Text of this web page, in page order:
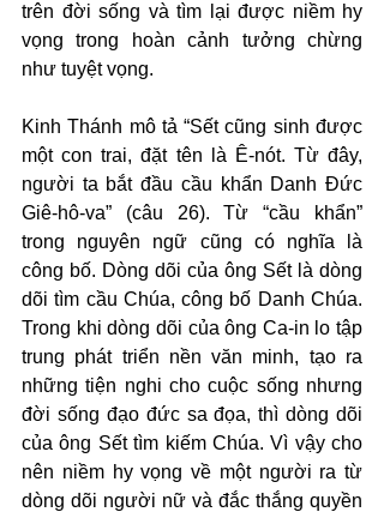
trên đời sống và tìm lại được niềm hy
vọng trong hoàn cảnh tưởng chừng
như tuyệt vọng.
Kinh Thánh mô tả “Sết cũng sinh được
một con trai, đặt tên là Ê-nót. Từ đây,
người ta bắt đầu cầu khẩn Danh Đức
Giê-hô-va” (câu 26). Từ “cầu khẩn”
trong nguyên ngữ cũng có nghĩa là
công bố. Dòng dõi của ông Sết là dòng
dõi tìm cầu Chúa, công bố Danh Chúa.
Trong khi dòng dõi của ông Ca-in lo tập
trung phát triển nền văn minh, tạo ra
những tiện nghi cho cuộc sống nhưng
đời sống đạo đức sa đọa, thì dòng dõi
của ông Sết tìm kiếm Chúa. Vì vậy cho
nên niềm hy vọng về một người ra từ
dòng dõi người nữ và đắc thắng quyền